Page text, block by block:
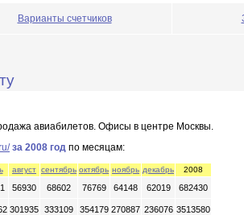
Варианты счетчиков
авиабилетов. Офисы в центре Москвы.
за 2008 год по месяцам:
август сентябрь октябрь ноябрь декабрь 2008
56930 68602 76769 64148 62019 682430
301935 333109 354179 270887 236076 3513580